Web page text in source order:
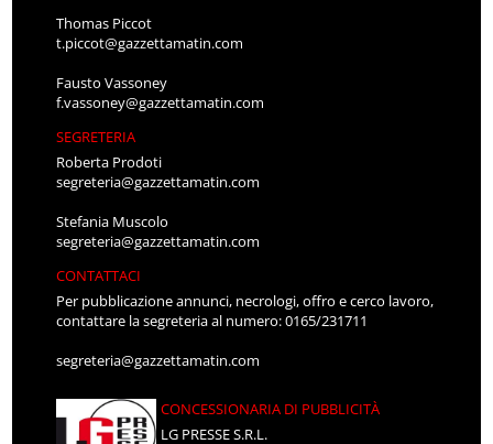
Thomas Piccot
t.piccot@gazzettamatin.com
Fausto Vassoney
f.vassoney@gazzettamatin.com
SEGRETERIA
Roberta Prodoti
segreteria@gazzettamatin.com
Stefania Muscolo
segreteria@gazzettamatin.com
CONTATTACI
Per pubblicazione annunci, necrologi, offro e cerco lavoro,
contattare la segreteria al numero: 0165/231711
segreteria@gazzettamatin.com
CONCESSIONARIA DI PUBBLICITÀ
LG PRESSE S.R.L.